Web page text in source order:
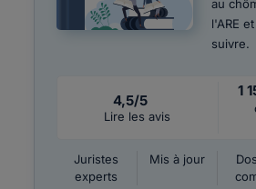
au
l'ARE
suivre.
4,5/5
Lire les avis
1
Juristes
experts
Mis à jour